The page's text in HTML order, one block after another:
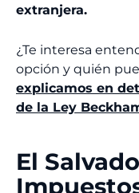
extranjera.
¿Te interesa
opción y quién
explicamos en
de la Ley
El